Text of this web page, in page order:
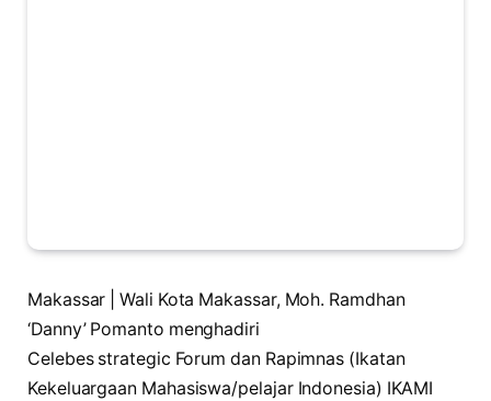
Makassar | Wali Kota Makassar, Moh. Ramdhan
‘Danny’ Pomanto menghadiri
Celebes strategic Forum dan Rapimnas (Ikatan
Kekeluargaan Mahasiswa/pelajar Indonesia) IKAMI